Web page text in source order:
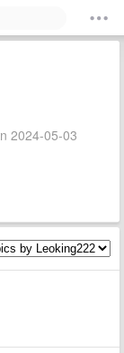
2024-05-03